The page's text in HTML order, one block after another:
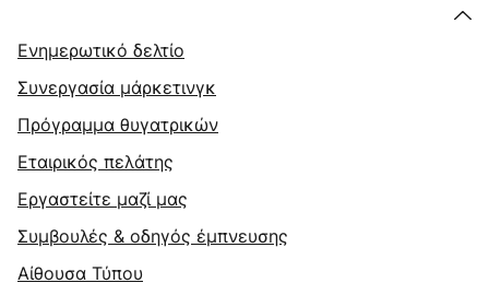
Ενημερωτικό δελτίο
Συνεργασία μάρκετινγκ
Πρόγραμμα θυγατρικών
Εταιρικός πελάτης
Εργαστείτε μαζί μας
Συμβουλές & οδηγός έμπνευσης
Αίθουσα Τύπου